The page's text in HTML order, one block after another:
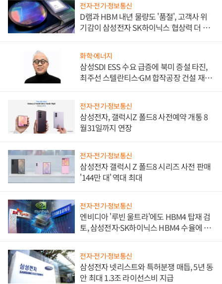
전자·전기·정보통신
D램과 HBM 내년 물량도 '품절', 고객사 위
기감이 삼성전자 SK하이닉스 협상력 더 키
화학·에너지
삼성SDI ESS 수요 급증에 북미 증설 타진,
최주선 스텔란티스·GM 합작공장 건설 재추
전자·전기·정보통신
삼성전자, 갤럭시Z 폴드8 사전예약 개통 8
월31일까지 연장
전자·전기·정보통신
삼성전자 갤럭시 Z 폴드8 시리즈 사전 판매
'144만 대' 역대 최대
전자·전기·정보통신
엔비디아 '루빈 울트라'에도 HBM4 탑재 검
토, 삼성전자·SK하이닉스 HBM4 수율에 주
전자·전기·정보통신
삼성전자 넷리스트와 특허분쟁 매듭, 5년 동
안 최대 1.3조 라이선스비 지급